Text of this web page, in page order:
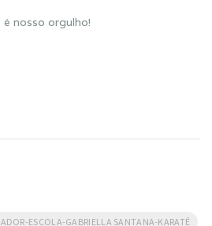
é nosso orgulho!
ESCOLA-GABRIELLA SANTANA-KARATÊ